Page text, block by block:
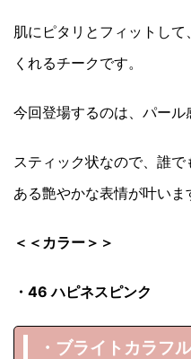
肌にピタリとフィットし
くれるチークです。
今回登場するのは、パール
スティック状なので、誰
ある艶やかな表情が叶いま
＜＜カラー＞＞
・46 ハピネスピンク
・ブライトカラ